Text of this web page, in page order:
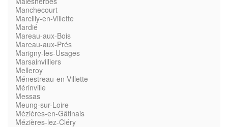
Manchecourt
Marcilly-en-Villette
Mardié
Mareau-aux-Bois
Mareau-aux-Prés
Marigny-les-Usages
Marsainvilliers
Melleroy
Ménestreau-en-Villette
Mérinville
Messas
Meung-sur-Loire
Mézières-en-Gâtinais
Mézières-lez-Cléry